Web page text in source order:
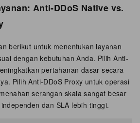
Anti-DDoS Native vs.
berikut untuk menentukan layanan
dengan kebutuhan Anda. Pilih Anti-
pertahanan dasar secara
Pilih Anti-DDoS Proxy untuk operasi
serangan skala sangat besar
dan SLA lebih tinggi.